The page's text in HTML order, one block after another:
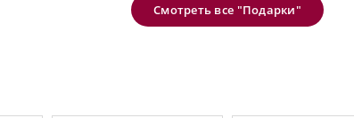
Смотреть все "Подарки"